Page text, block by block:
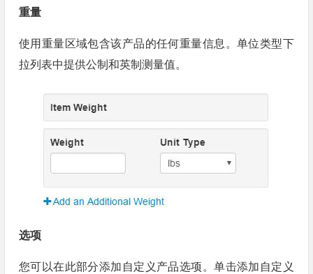
重量
使用重量区域包含该产品的任何重量信息。单位类型下
拉列表中提供公制和英制测量值。
选项
您可以在此部分添加自定义产品选项。单击添加自定义